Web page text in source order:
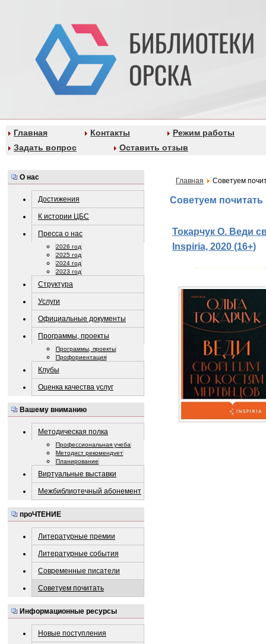
Главная Контакты
Режим работы
Задать вопрос
Оставить отзыв
О нас
Достижения
К истории ЦБС
Пресса о нас
2026 год
2025 год
2024 год
2023 год
Структура
Услуги
Официальные документы
Программы, проекты
Программы, проекты
Профориентация
Клубы
Оценка качества услуг
Вашему вниманию
Методическая полка
Профессиональная учеба
Методист рекомендует
Планирование
Виртуальные выставки
Межбиблиотечный абонемент
проЧТЕНИЕ
Литературные премии
Литературные события
Современные писатели
Советуем почитать
Информационные ресурсы
Новые поступления
Главная Советуем
Советуем почитать
Токарчук О. Веди
Inspiria, 2020 (16+)